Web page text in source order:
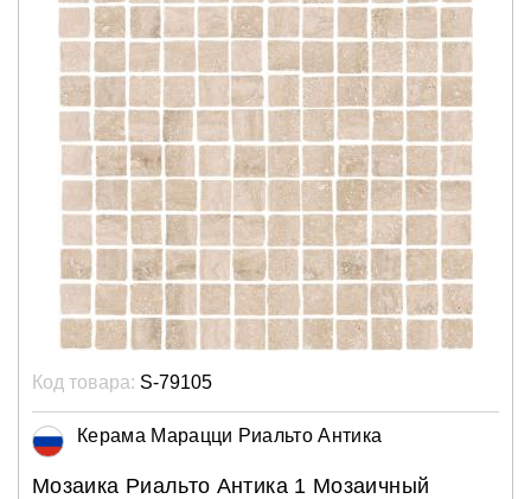
Код товара: S-79105
Керама Марацци Риальто Антика
Мозаика Риальто Антика 1 Мозаичный